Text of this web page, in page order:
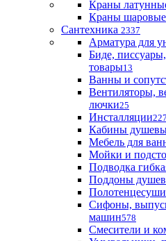
Краны
Краны
Сантехника 2337
Арматура для
Биде,
товары13
Ванны и
Вентиляторы,
лючки25
Инсталляции227
Кабины
Мебель для
Мойки и
Подводка
Поддоны
Сифоны,
машин578
Смесители и